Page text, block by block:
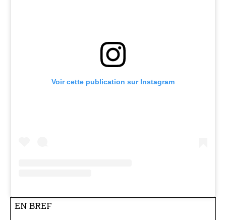
Voir cette publication sur Instagram
EN BREF